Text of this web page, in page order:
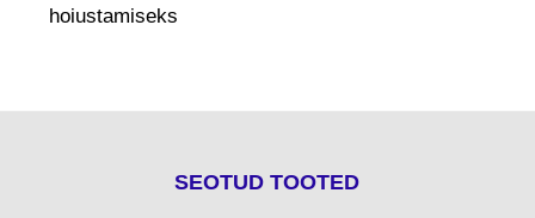
hoiustamiseks
SEOTUD TOOTED